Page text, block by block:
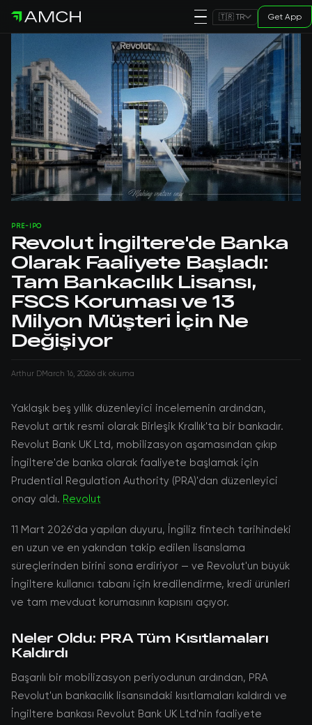
🇹🇷 TR Get App
PRE-IPO
Revolut İngiltere'de Banka
Olarak Faaliyete Başladı:
Tam Bankacılık Lisansı,
FSCS Koruması ve 13
Milyon Müşteri İçin Ne
Değişiyor
Arthur DMarch 16, 20266 dk okuma
Yaklaşık beş yıllık düzenleyici incelemenin ardından,
Revolut artık resmi olarak Birleşik Krallık'ta bir bankadır.
Revolut Bank UK Ltd, mobilizasyon aşamasından çıkıp
İngiltere'de banka olarak faaliyete başlamak için
Prudential Regulation Authority (PRA)'dan düzenleyici
onay aldı. Revolut
11 Mart 2026'da yapılan duyuru, İngiliz fintech tarihindeki
en uzun ve en yakından takip edilen lisanslama
süreçlerinden birini sona erdiriyor — ve Revolut'un büyük
İngiltere kullanıcı tabanı için kredilendirme, kredi ürünleri
ve tam mevduat korumasının kapısını açıyor.
Neler Oldu: PRA Tüm Kısıtlamaları
Kaldırdı
Başarılı bir mobilizasyon periyodunun ardından, PRA
Revolut'un bankacılık lisansındaki kısıtlamaları kaldırdı ve
İngiltere bankası Revolut Bank UK Ltd'nin faaliyete